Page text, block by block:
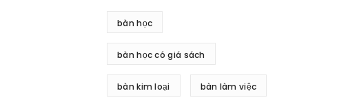
bàn học
bàn học có giá sách
bàn kim loại bàn làm việc